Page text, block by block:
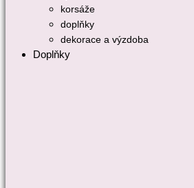
korsáže
doplňky
dekorace a výzdoba
Doplňky